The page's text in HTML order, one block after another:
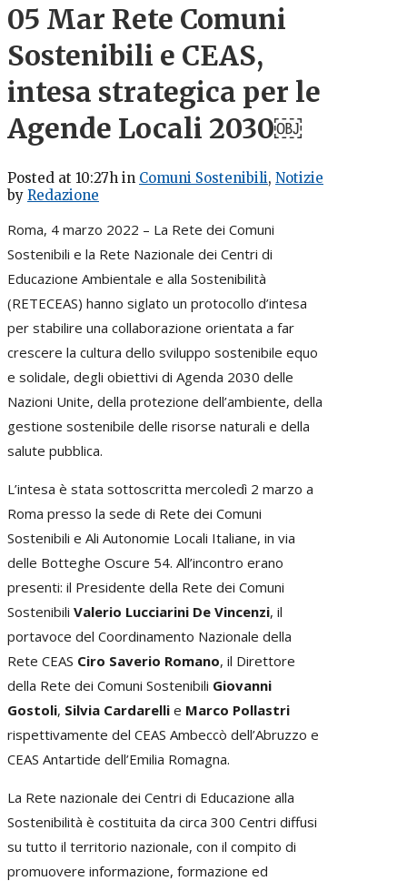
05 Mar Rete Comuni
Sostenibili e CEAS,
intesa strategica per le
Agende Locali 2030￼
Posted at 10:27h in Comuni Sostenibili, Notizie
by Redazione
Roma, 4 marzo 2022 – La Rete dei Comuni
Sostenibili e la Rete Nazionale dei Centri di
Educazione Ambientale e alla Sostenibilità
(RETECEAS) hanno siglato un protocollo d’intesa
per stabilire una collaborazione orientata a far
crescere la cultura dello sviluppo sostenibile equo
e solidale, degli obiettivi di Agenda 2030 delle
Nazioni Unite, della protezione dell’ambiente, della
gestione sostenibile delle risorse naturali e della
salute pubblica.
L’intesa è stata sottoscritta mercoledì 2 marzo a
Roma presso la sede di Rete dei Comuni
Sostenibili e Ali Autonomie Locali Italiane, in via
delle Botteghe Oscure 54. All’incontro erano
presenti: il Presidente della Rete dei Comuni
Sostenibili Valerio Lucciarini De Vincenzi, il
portavoce del Coordinamento Nazionale della
Rete CEAS Ciro Saverio Romano, il Direttore
della Rete dei Comuni Sostenibili Giovanni
Gostoli, Silvia Cardarelli e Marco Pollastri
rispettivamente del CEAS Ambeccò dell’Abruzzo e
CEAS Antartide dell’Emilia Romagna.
La Rete nazionale dei Centri di Educazione alla
Sostenibilità è costituita da circa 300 Centri diffusi
su tutto il territorio nazionale, con il compito di
promuovere informazione, formazione ed